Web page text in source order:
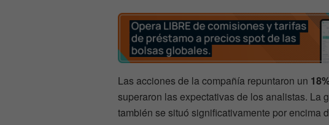
Las acciones de la compañía repuntaron un
superaron las expectativas de los analistas. La
también se situó significativamente por encima